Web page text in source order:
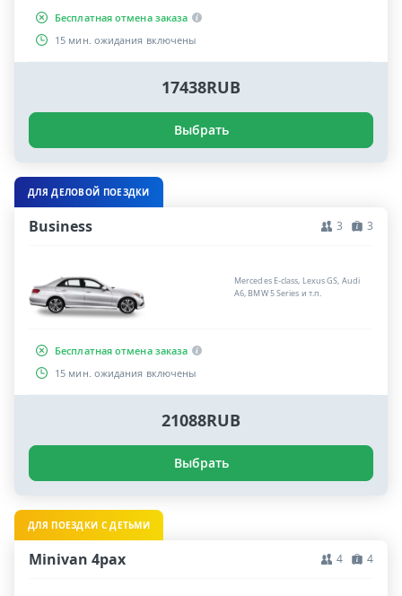
Бесплатная отмена заказа
15 мин. ожидания включены
17438RUB
Выбрать
ДЛЯ ДЕЛОВОЙ ПОЕЗДКИ
Business 3 3
Mercedes E-class, Lexus GS, Audi
A6, BMW 5 Series и т.п.
Бесплатная отмена заказа
15 мин. ожидания включены
21088RUB
Выбрать
ДЛЯ ПОЕЗДКИ С ДЕТЬМИ
Minivan 4pax 4 4